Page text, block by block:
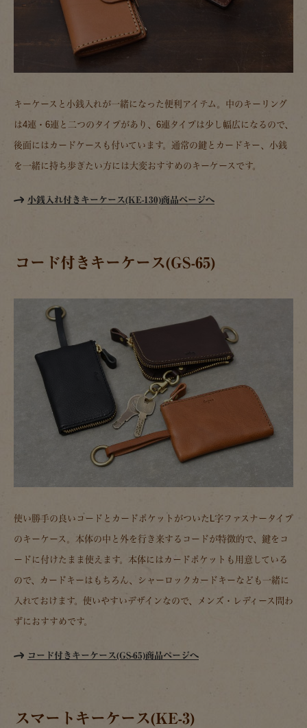
キーケースと小銭入れが一緒になった便利アイテム。中のキーリング
は4連・6連と二つのタイプがあり、6連タイプは少し幅広になるので、
後面にはカードケースも付いています。通常の鍵とカードキー、小銭
を一緒に持ち歩きたい方には大変おすすめのキーケースです。
小銭入れ付きキーケース(KE-130)商品ページへ
コード付きキーケース(GS-65)
使い勝手の良いコードとカードポケットがついたL字ファスナータイプ
のキーケース。本体の中と外を行き来するコードが特徴的で、鍵をコ
ードに付けたまま使えます。本体にはカードポケットも用意している
ので、カードキーはもちろん、シャーロックカードキーなども一緒に
入れておけます。使いやすいデザインなので、メンズ・レディース問わ
ずにおすすめです。
コード付きキーケース(GS-65)商品ページへ
スマートキーケース(KE-3)